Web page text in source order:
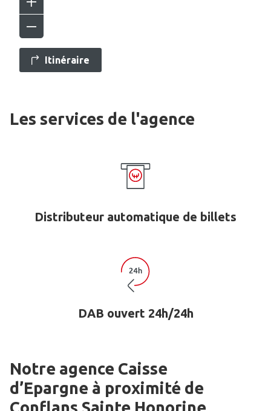
Itinéraire
Les services de l'agence
Distributeur automatique de billets
DAB ouvert 24h/24h
Notre agence Caisse
d’Epargne à proximité de